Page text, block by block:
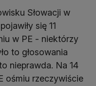
Słowacji w
się 11
w PE - niektórzy
to głosowania
nieprawda. Na 14
ośmiu rzeczywiście